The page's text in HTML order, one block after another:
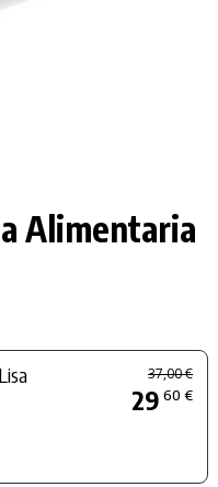
Alimentaria
37,00 €
29 60 €